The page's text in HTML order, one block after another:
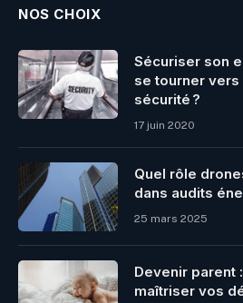
NOS CHOIX
Sécuriser son
se tourner
sécurité ?
17 juin 2020
Quel rôle
dans audits
25 mars 2025
Devenir parent
maîtriser vos